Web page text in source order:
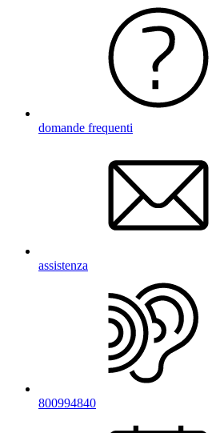
domande frequenti
assistenza
800994840